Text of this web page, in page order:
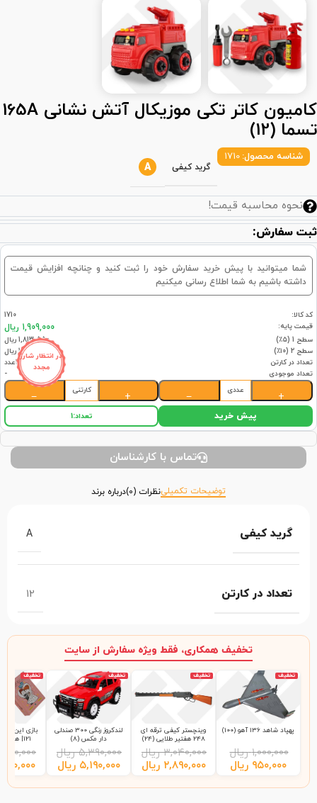
کامیون کاتر تکی موزیکال آتش نشانی 165A
تسما (12)
شناسه محصول: 1710
گرید کیفی A
نحوه محاسبه قیمت!
ثبت سفارش:
شما میتوانید با پیش خرید سفارش خود را ثبت کنید و چنانچه افزایش قیمت
داشته باشیم به شما اطلاع رسانی میکنیم
در انتظار شارژ
مجدد
کد کالا:
1710
قیمت پایه:
1,909,000 ریال
سطح 1 (۵٪)
1,813,550 ریال
سطح 2 (۱۰٪)
1,718,100 ریال
تعداد در کارتن
12عدد
تعداد موجودی
-
+
عددی
−
+
کارتنی
−
پیش خرید تعداد:1
تماس با کارشناسان
توضیحات تکمیلینظرات (0) درباره برند
گرید کیفی A
تعداد در کارتن 12
تخفیف همکاری، فقط ویژه سفارش از سایت
تخفیف
پهپاد شاهد 136 آهو (100)
۱,۰۰۰,۰۰۰ ریال
۹۵۰,۰۰۰ ریال
تخفیف
وینچستر کیفی ترقه ای
248 هفتیر طلایی (24)
۳,۰۴۰,۰۰۰ ریال
۲,۸۹۰,۰۰۰ ریال
تخفیف
لندکروز رنگی 300 صندلی
دار مکس (8)
۵,۳۹۰,۰۰۰ ریال
۵,۱۹۰,۰۰۰ ریال
تخفیف
بازی این چی
121| هاردباکس (48)